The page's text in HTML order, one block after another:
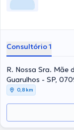
Consultório 1
R. Nossa Sra. Mãe
Guarulhos - SP,
0,8 km